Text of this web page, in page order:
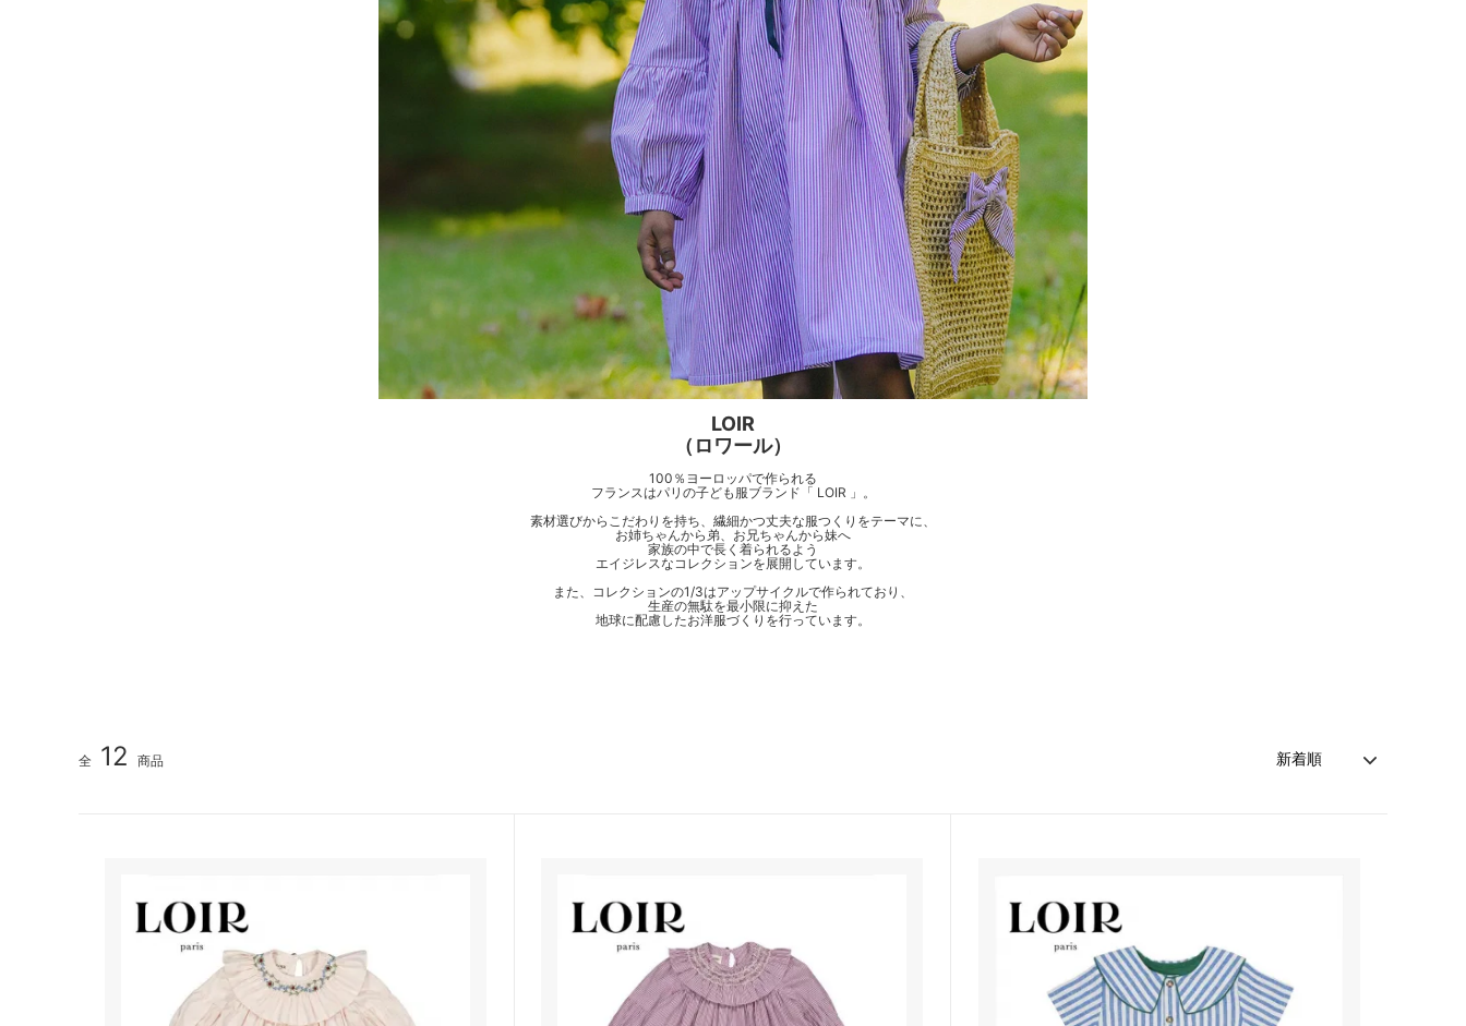
LOIR
（ロワール）
100％ヨーロッパで作られる
フランスはパリの子ども服ブランド「 LOIR 」。
素材選びからこだわりを持ち、繊細かつ丈夫な服つくりをテーマに、
お姉ちゃんから弟、お兄ちゃんから妹へ
家族の中で長く着られるよう
エイジレスなコレクションを展開しています。
また、コレクションの1/3はアップサイクルで作られており、
生産の無駄を最小限に抑えた
地球に配慮したお洋服づくりを行っています。
全 12 商品